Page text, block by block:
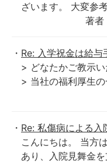
ざいます。 大変参
著者
Re: 入学祝金は給与
> どなたかご教示
> 当社の福利厚生の
Re: 私傷病による入
こんにちは。 当方
あり、入院見舞金